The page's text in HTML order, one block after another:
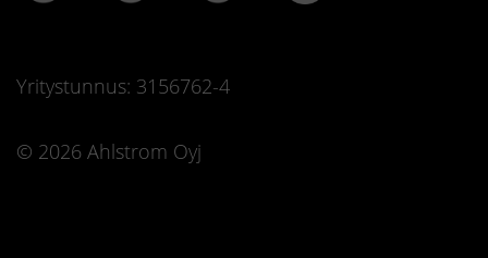
Yritystunnus: 3156762-4
© 2026 Ahlstrom Oyj